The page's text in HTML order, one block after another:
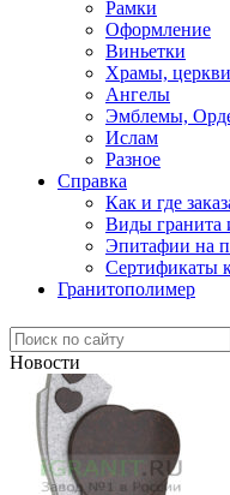
Рамки
Оформление
Виньетки
Храмы, церкви
Ангелы
Эмблемы,
Ислам
Разное
Справка
Как и где
Виды гранита
Эпитафии на
Сертификаты
Гранитополимер
Новости